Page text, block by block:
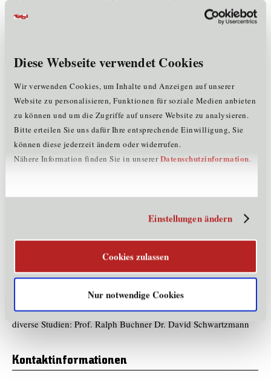
Diese Webseite verwendet Cookies
Wir verwenden Cookies, um Inhalte und Anzeigen auf unserer
Website zu personalisieren, Funktionen für soziale Medien anbieten
zu können und um die Zugriffe auf unsere Website zu analysieren.
Bitte erteilen Sie uns dafür Ihre entsprechende Einwilligung, Sie
können diese jederzeit ändern oder widerrufen.
Nähere Information finden Sie in unsererDatenschutzinformation.
Einstellungen ändern
Cookies zulassen
Nur notwendige Cookies
Gründungsjahr:
USA, Kanada, Australien, Europa (AT,DE,CH, UK, F, CZ, SE,
NL,..) Indien, Kolumbien, Panama, Japan, Kuba, Mexiko
Referenzen
Produkte und Dienstleistungen
Lucia N°03 dient zur Induktion einer Hypnagogen
computergesteuertes Lampensystem.Einsatzgebiete: Heilpraxen,
Physiotherapie, Mental-Coaching, Sport,...
Forschungs- & Innovationsprojekte
diverse Studien: Prof. Ralph Buchner Dr. David Schwartzmann
Kontaktinformationen